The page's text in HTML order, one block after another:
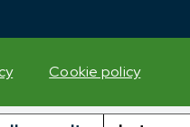
Cookie policy